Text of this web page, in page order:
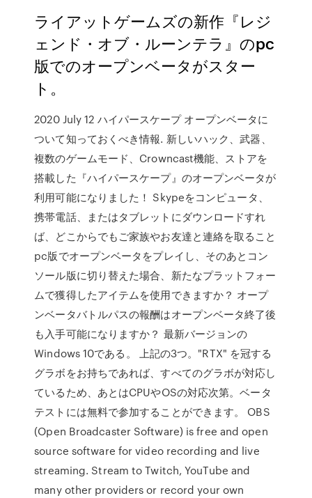
ライアットゲームズの新作『レジ
ェンド・オブ・ルーンテラ』のpc
版でのオープンベータがスター
ト。
2020 July 12 ハイパースケープ オープンベータに
ついて知っておくべき情報. 新しいハック、武器、
複数のゲームモード、Crowncast機能、ストアを
搭載した『ハイパースケープ』のオープンベータが
利用可能になりました！ Skypeをコンピュータ、
携帯電話、またはタブレットにダウンロードすれ
ば、どこからでもご家族やお友達と連絡を取ること
pc版でオープンベータをプレイし、そのあとコン
ソール版に切り替えた場合、新たなプラットフォー
ムで獲得したアイテムを使用できますか？ オープ
ンベータバトルパスの報酬はオープンベータ終了後
も入手可能になりますか？ 最新バージョンの
Windows 10である。 上記の3つ。"RTX" を冠する
グラボをお持ちであれば、すべてのグラボが対応し
ているため、あとはCPUやOSの対応次第。ベータ
テストには無料で参加することができます。 OBS
(Open Broadcaster Software) is free and open
source software for video recording and live
streaming. Stream to Twitch, YouTube and
many other providers or record your own